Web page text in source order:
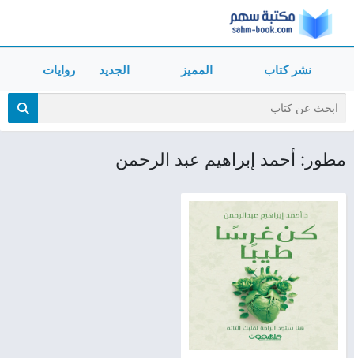
نشر كتاب المميز الجديد روايات
مطور: أحمد إبراهيم عبد الرحمن